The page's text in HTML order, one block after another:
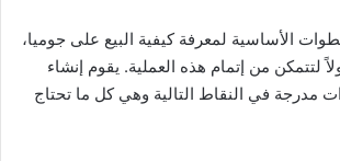
الأساسية لمعرفة كيفية البيع على جوميا،
لتتمكن من إتمام هذه العملية. يقوم إنشاء
مدرجة في النقاط التالية وهي كل ما تحتاج